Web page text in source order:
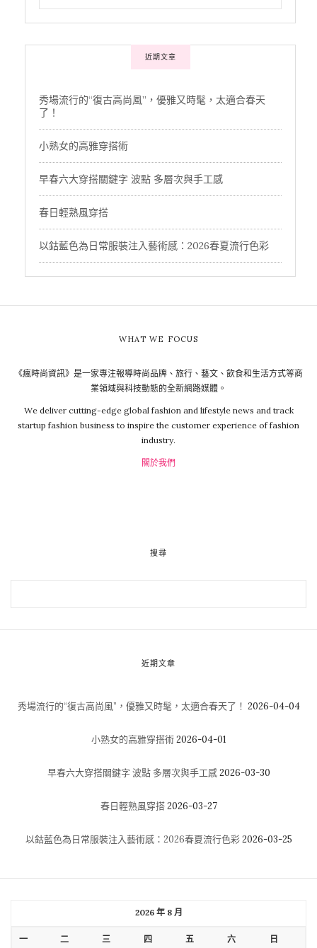
近期文章
秀場流行的“復古高尚風”，優雅又時髦，太適合春天
了！
小熟女的高雅穿搭術
早春六大穿搭關鍵字 波點 多層次與手工感
春日輕熟風穿搭
以鈷藍色為日常服裝注入藝術感：2026春夏流行色彩
WHAT WE FOCUS
《瘋時尚資訊》是一家專注報導時尚品牌、旅行、藝文、飲食和生活方式等商
業領域與科技動態的全新網路媒體。
We deliver cutting-edge global fashion and lifestyle news and track
startup fashion business to inspire the customer experience of fashion
industry.
關於我們
搜尋
近期文章
秀場流行的“復古高尚風”，優雅又時髦，太適合春天了！ 2026-04-04
小熟女的高雅穿搭術 2026-04-01
早春六大穿搭關鍵字 波點 多層次與手工感 2026-03-30
春日輕熟風穿搭 2026-03-27
以鈷藍色為日常服裝注入藝術感：2026春夏流行色彩 2026-03-25
2026 年 8 月
一 二 三 四 五 六 日